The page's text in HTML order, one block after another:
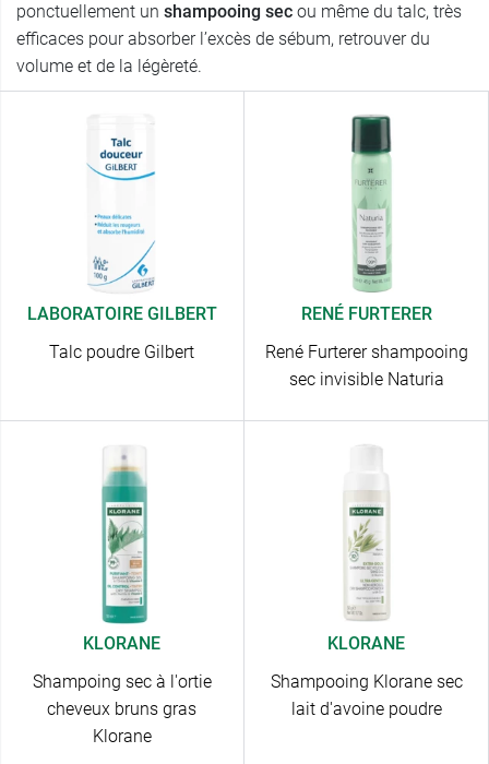
ponctuellement un shampooing sec ou même du talc, très
efficaces pour absorber l’excès de sébum, retrouver du
volume et de la légèreté.
LABORATOIRE GILBERT
Talc poudre Gilbert
RENÉ FURTERER
René Furterer shampooing
sec invisible Naturia
KLORANE
Shampoing sec à l'ortie
cheveux bruns gras
Klorane
KLORANE
Shampooing Klorane sec
lait d'avoine poudre